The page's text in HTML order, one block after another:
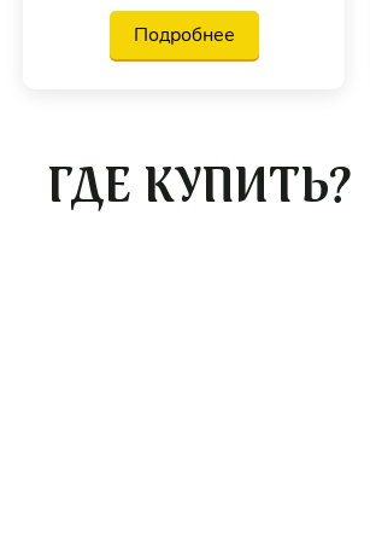
Подробнее
ГДЕ КУПИТЬ?